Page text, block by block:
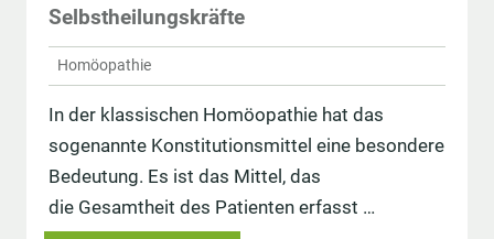
Selbstheilungskräfte
Homöopathie
In der klassischen Homöopathie hat das
sogenannte Konstitutionsmittel eine besondere
Bedeutung. Es ist das Mittel, das
die Gesamtheit des Patienten erfasst …